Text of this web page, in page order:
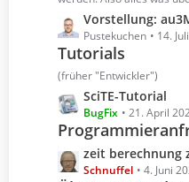
ä
g
e
B
e
i
t
r
ä
g
e
e
t
z
e
B
i
t
Vorstellung: au3Mythos -
Pustekuchen 14.
Tutorials
(früher "Entwickler")
L
e
t
z
t
SciTE-Tutorial
BugFix 21. April
L
e
zeit berechnung
Schnuffel 4. Juni